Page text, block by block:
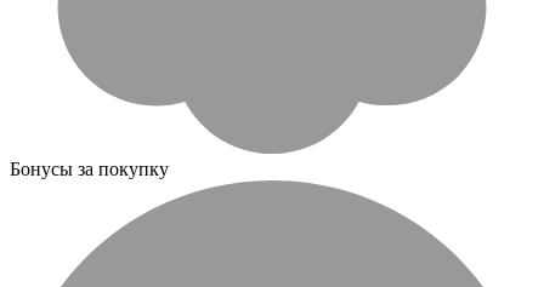
Бонусы за покупку